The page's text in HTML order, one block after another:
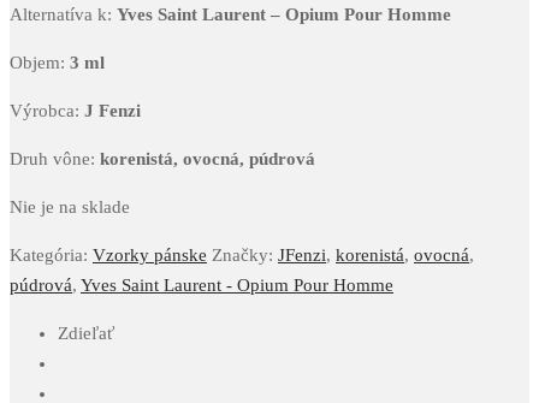
Alternatíva k: Yves Saint Laurent – Opium Pour Homme
Objem: 3 ml
Výrobca: J Fenzi
Druh vône: korenistá, ovocná, púdrová
Nie je na sklade
Kategória: Vzorky pánske Značky: JFenzi, korenistá, ovocná,
púdrová, Yves Saint Laurent - Opium Pour Homme
Zdieľať